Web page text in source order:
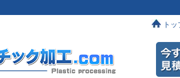
トッ